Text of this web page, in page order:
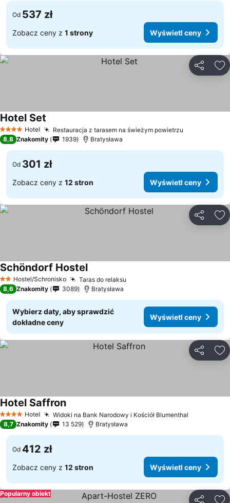
Od 537 zł
Zobacz ceny z 1 strony Wyświetl ceny
4 KategoriaHotel Restauracja z tarasem na świeżym powietrzu
Hotel Set
8,8 Znakomity 1939 Bratysława
Od 301 zł
Zobacz ceny z 12 stron Wyświetl ceny
2 Kategoria
Hostel/Schronisko Taras do relaksu
Schöndorf Hostel
8,6 Znakomity 3089 Bratysława
Wybierz daty, aby sprawdzić
dokładne ceny
Wyświetl ceny
4 KategoriaHotel Widoki na Bank Narodowy i Kościół Blumenthal
Hotel Saffron
8,7 Znakomity 13 529 Bratysława
Od 412 zł
Zobacz ceny z 12 stron Wyświetl ceny
Popularny obiekt